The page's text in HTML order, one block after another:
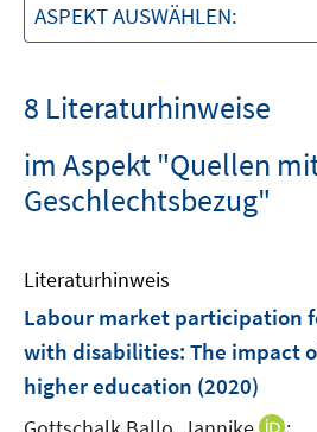
ASPEKT AUSWÄHLEN:
8 Literaturhinweise
im Aspekt "Quellen
Geschlechtsbezug"
Literaturhinweis
Labour market participation
with disabilities: The impact
higher education (2020)